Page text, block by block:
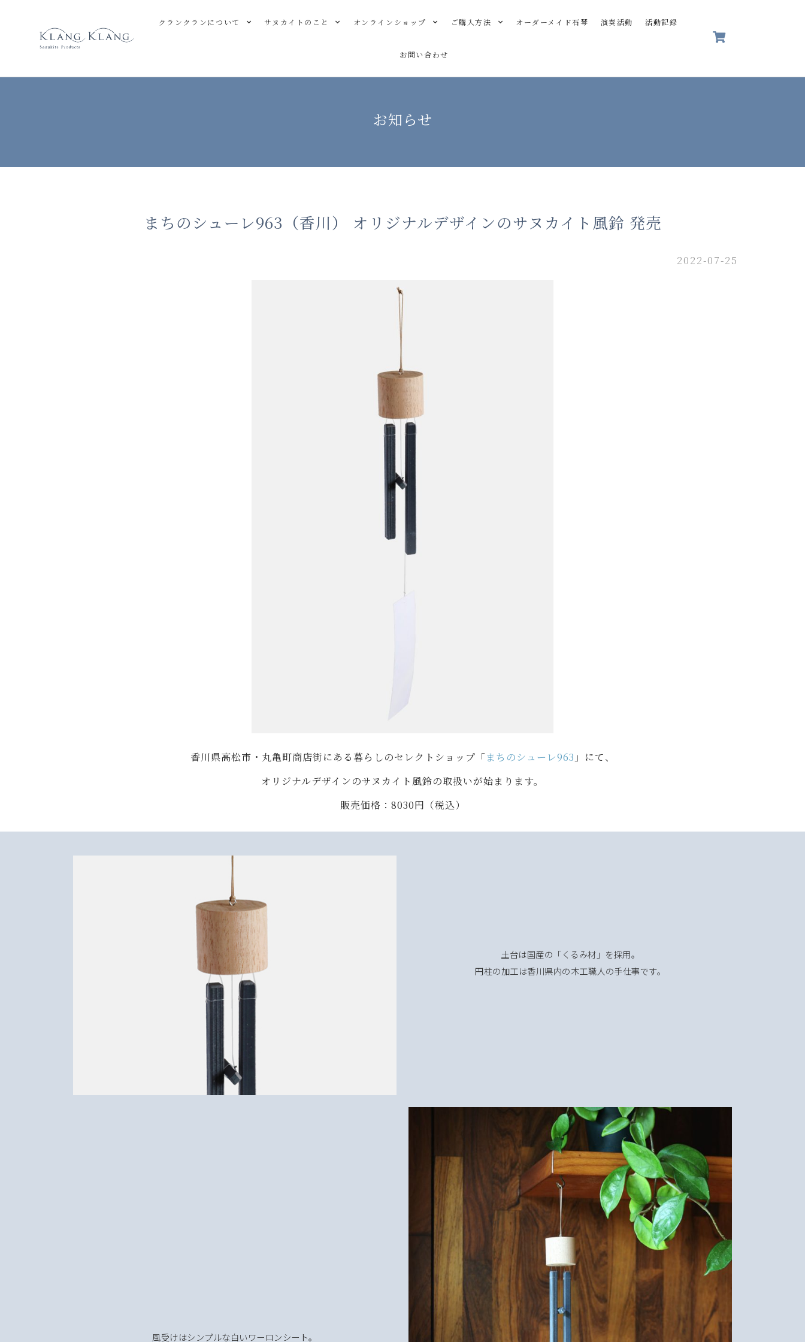
クランクランについて サヌカイトのこと オンラインショップ ご購入方法 オーダーメイド石琴 演奏活動 活動記録
お問い合わせ
お知らせ
まちのシューレ963（香川） オリジナルデザインのサヌカイト風鈴 発売
2022-07-25
香川県高松市・丸亀町商店街にある暮らしのセレクトショップ「まちのシューレ963 」にて、
オリジナルデザインのサヌカイト風鈴の取扱いが始まります。
販売価格：8030円（税込）
土台は国産の「くるみ材」を採用。
円柱の加工は香川県内の木工職人の手仕事です。
風受けはシンプルな白いワーロンシート。